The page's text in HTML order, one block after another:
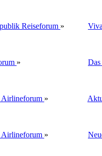
Reiseforum »
»
Airlineforum »
Airlineforum »